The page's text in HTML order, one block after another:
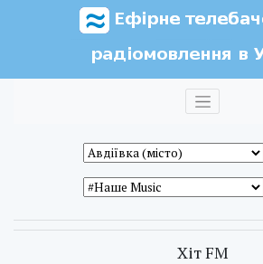
Хіт FM